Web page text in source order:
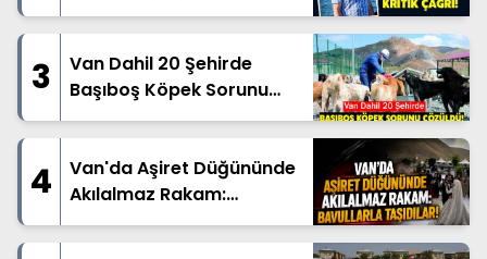
3
Van Dahil 20 Şehirde
Başıboş Köpek Sorunu
Çözüldü!
4
Van'da Aşiret Düğününde
Akılalmaz Rakam:
Bavullarla Taşıdılar!